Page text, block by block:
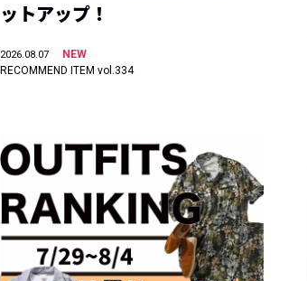
ットアップ！
2026.08.07
NEW
RECOMMEND ITEM vol.334